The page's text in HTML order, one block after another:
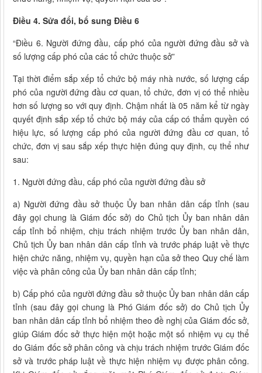
Điều 4. Sửa đổi, bổ sung Điều 6
“Điều 6. Người đứng đầu, cấp phó của người đứng đầu sở và
số lượng cấp phó của các tổ chức thuộc sở”
Tại thời điểm sắp xếp tổ chức bộ máy nhà nước, số lượng cấp
phó của người đứng đầu cơ quan, tổ chức, đơn vị có thể nhiều
hơn số lượng so với quy định. Chậm nhất là 05 năm kể từ ngày
quyết định sắp xếp tổ chức bộ máy của cấp có thẩm quyền có
hiệu lực, số lượng cấp phó của người đứng đầu cơ quan, tổ
chức, đơn vị sau sắp xếp thực hiện đúng quy định, cụ thể như
sau:
1. Người đứng đầu, cấp phó của người đứng đầu sở
a) Người đứng đầu sở thuộc Ủy ban nhân dân cấp tỉnh (sau
đây gọi chung là Giám đốc sở) do Chủ tịch Ủy ban nhân dân
cấp tỉnh bổ nhiệm, chịu trách nhiệm trước Ủy ban nhân dân,
Chủ tịch Ủy ban nhân dân cấp tỉnh và trước pháp luật về thực
hiện chức năng, nhiệm vụ, quyền hạn của sở theo Quy chế làm
việc và phân công của Ủy ban nhân dân cấp tỉnh;
b) Cấp phó của người đứng đầu sở thuộc Ủy ban nhân dân cấp
tỉnh (sau đây gọi chung là Phó Giám đốc sở) do Chủ tịch Ủy
ban nhân dân cấp tỉnh bổ nhiệm theo đề nghị của Giám đốc sở,
giúp Giám đốc sở thực hiện một hoặc một số nhiệm vụ cụ thể
do Giám đốc sở phân công và chịu trách nhiệm trước Giám đốc
sở và trước pháp luật về thực hiện nhiệm vụ được phân công.